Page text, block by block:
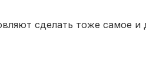
сделать тоже самое и